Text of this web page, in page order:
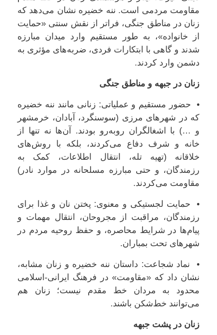
مقاومت مردمی است. ننه خضیره نشان می‌دهد که
زنان در مناطق جنگی، فراتر از نقش سنتی «حمایت
از خانواده»، به طور مستقیم وارد میدان مبارزه
شدند و گاهی با ابتکارات فردی، ضربه‌های مؤثری به
دشمن وارد کردند.
زنان در جبهه و مناطق جنگی
• حضور مستقیم و عملیاتی: زنانی مانند ننه خضیره
که در شهرهای مرزی (سوسنگرد، آبادان، خرمشهر
و …) با اشغالگران روبه‌رو بودند. آن‌ها نه تنها از
خانه و شرف دفاع می‌کردند، بلکه با روش‌های
خلاقانه (تهیه تله، انتقال اطلاعات، کمک به
رزمندگان، و حتی مبارزه مسلحانه در موارد نادر)
مقاومت می‌کردند.
• حمایت لجستیکی و معنوی: پختن نان و غذا برای
رزمندگان، مراقبت از مجروحان، انتقال مهمات و
پیام‌ها در شرایط محاصره، و حفظ روحیه مردم در
شهرهای تحت بمباران.
• نماد شجاعت: داستان ننه خضیره و زنان مشابه،
نشان داد که «مقاومت» در فرهنگ ایرانی-اسلامی
محدود به مردان خط مقدم نیست؛ زنان هم
می‌توانند خط‌شکن باشند.
زنان در پشت جبهه